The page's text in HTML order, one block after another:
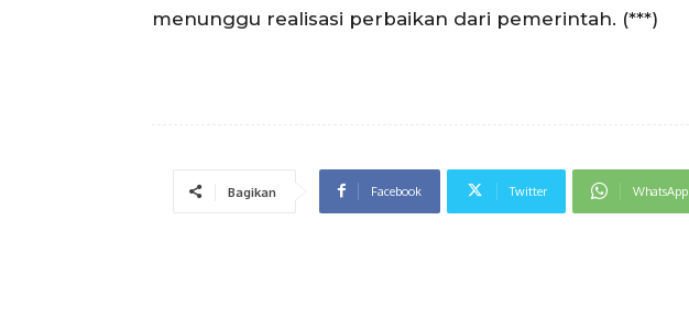
menunggu realisasi perbaikan dari pemerintah. (***)
Bagikan Facebook Twitter WhatsApp